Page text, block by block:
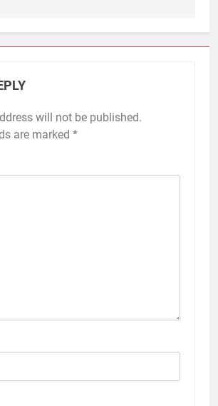
will not be published.
are marked *